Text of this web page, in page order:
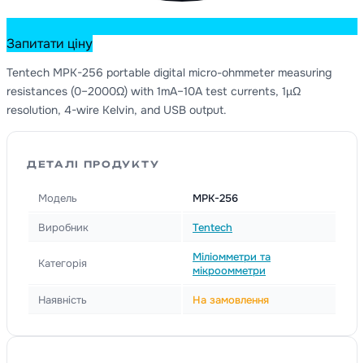
Запитати ціну
Tentech MPK-256 portable digital micro-ohmmeter measuring
resistances (0–2000Ω) with 1mA–10A test currents, 1µΩ
resolution, 4-wire Kelvin, and USB output.
ДЕТАЛІ ПРОДУКТУ
Модель MPK-256
Виробник Tentech
Категорія
Міліомметри та
мікроомметри
Наявність На замовлення